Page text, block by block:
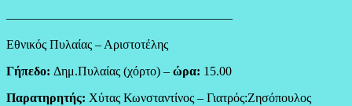
——————————————————
Εθνικός Πυλαίας – Αριστοτέλης
Γήπεδο: Δημ.Πυλαίας (χόρτο) – ώρα: 15.00
Παρατηρητής: Χύτας Κωνσταντίνος – Γιατρός:Ζησόπουλος